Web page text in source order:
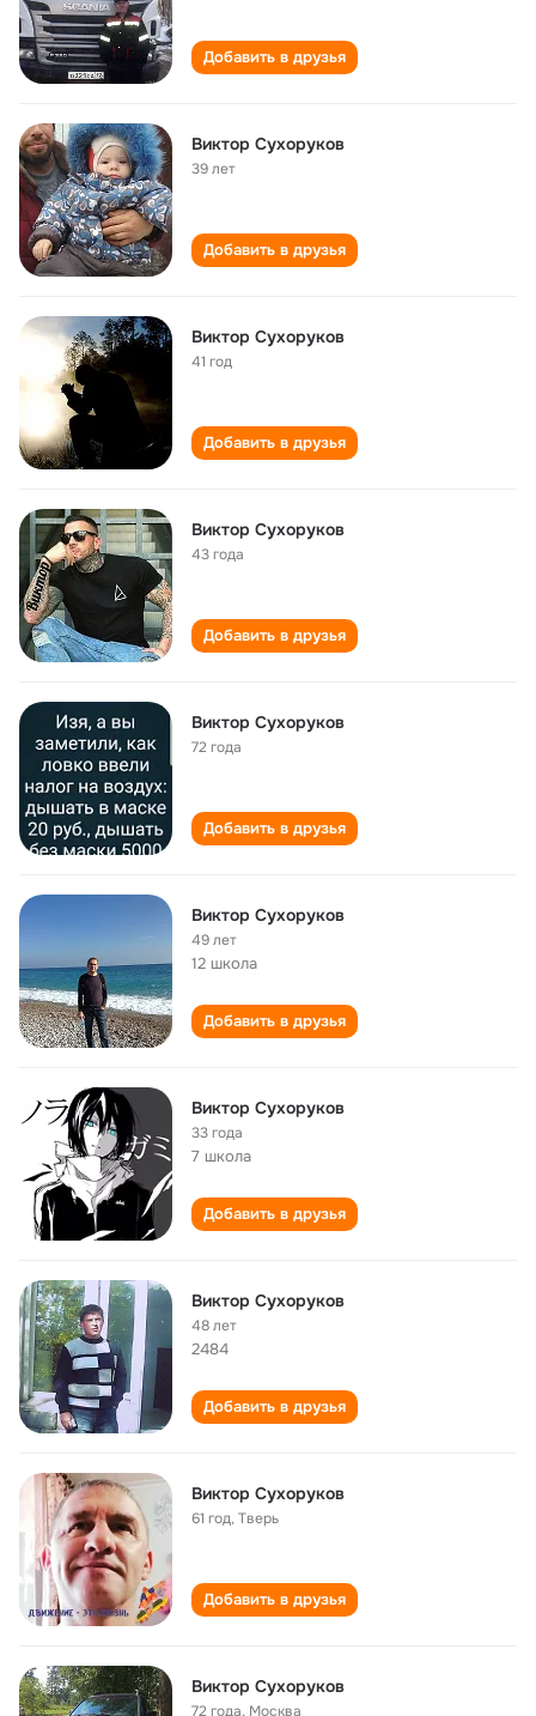
Добавить в друзья
Виктор Сухоруков
39 лет
Добавить в друзья
Виктор Сухоруков
41 год
Добавить в друзья
Виктор Сухоруков
43 года
Добавить в друзья
Виктор Сухоруков
72 года
Добавить в друзья
Виктор Сухоруков
49 лет
12 школа
Добавить в друзья
Виктор Сухоруков
33 года
7 школа
Добавить в друзья
Виктор Сухоруков
48 лет
2484
Добавить в друзья
Виктор Сухоруков
61 год,Тверь
Добавить в друзья
Виктор Сухоруков
72 года, Москва